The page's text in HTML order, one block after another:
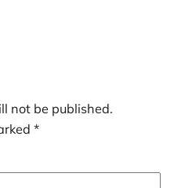
not be published.
*